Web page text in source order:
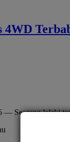
Seorang lelaki